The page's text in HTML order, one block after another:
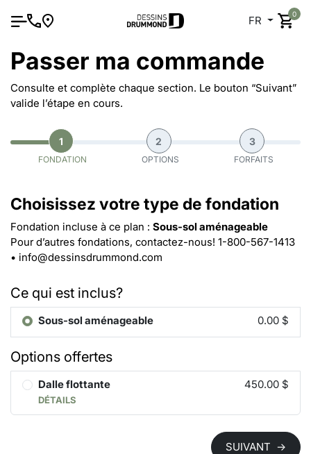
FR
0
Passer ma commande
Consulte et complète chaque section. Le bouton “Suivant”
valide l’étape en cours.
1
FONDATION
2
OPTIONS
3
FORFAITS
Choisissez votre type de fondation
Fondation incluse à ce plan : Sous-sol aménageable
Pour d’autres fondations, contactez-nous! 1-800-567-1413
• info@dessinsdrummond.com
Ce qui est inclus?
Sous-sol aménageable 0.00 $
Options offertes
Dalle flottante
DÉTAILS
450.00 $
SUIVANT →